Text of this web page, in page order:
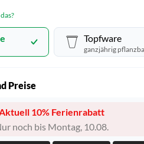
Topfware
ganzjährig
Preise
10% Ferienrabatt
noch bis Montag, 10.08.